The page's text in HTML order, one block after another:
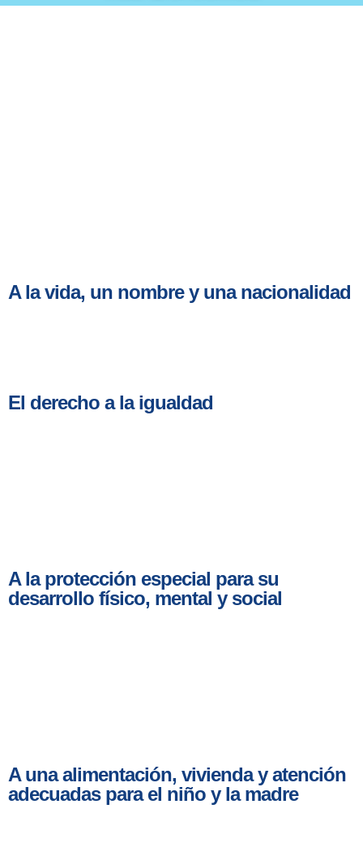
A la vida, un nombre y una nacionalidad
El derecho a la igualdad
A la protección especial para su
desarrollo físico, mental y social
A una alimentación, vivienda y atención
adecuadas para el niño y la madre